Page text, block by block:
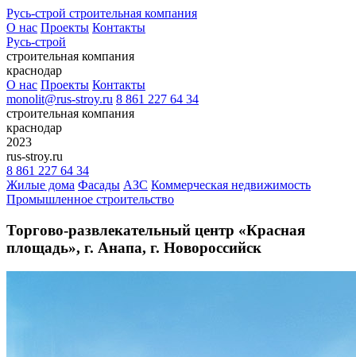
Русь-строй строительная компания
О нас Проекты Контакты
Русь-строй
строительная компания
краснодар
О нас Проекты Контакты
monolit@rus-stroy.ru 8 861 227 64 34
строительная компания
краснодар
2023
rus-stroy.ru
8 861 227 64 34
Жилые дома Фасады АЗС Коммерческая недвижимость
Промышленное строительство
Торгово-развлекательный центр «Красная
площадь», г. Анапа, г. Новороссийск